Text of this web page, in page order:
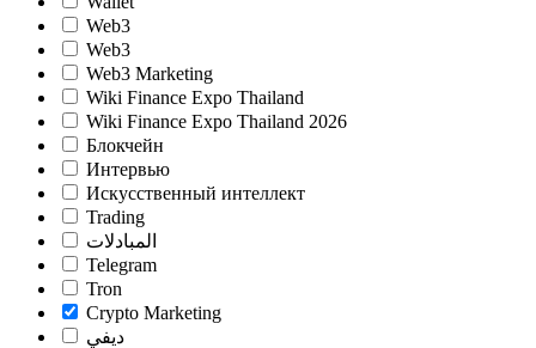
Web3
Web3
Web3 Marketing
Wiki Finance Expo Thailand
Wiki Finance Expo Thailand 2026
Блокчейн
Интервью
Искусственный интеллект
Trading
المبادلات
Telegram
Tron
Crypto Marketing
ديفي